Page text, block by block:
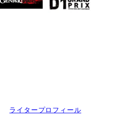
ライタープロフィール